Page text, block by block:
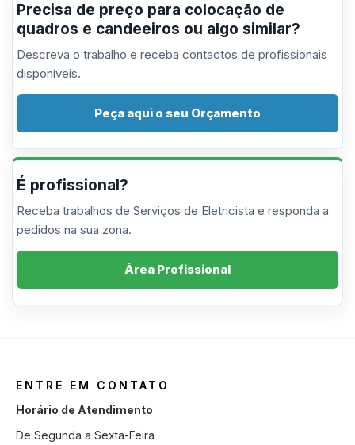
Precisa de preço para colocação de
quadros e candeeiros ou algo similar?
Descreva o trabalho e receba contactos de profissionais
disponíveis.
Peça aqui o seu Orçamento
É profissional?
Receba trabalhos de Serviços de Eletricista e responda a
pedidos na sua zona.
Área Profissional
ENTRE EM CONTATO
Horário de Atendimento
De Segunda a Sexta-Feira